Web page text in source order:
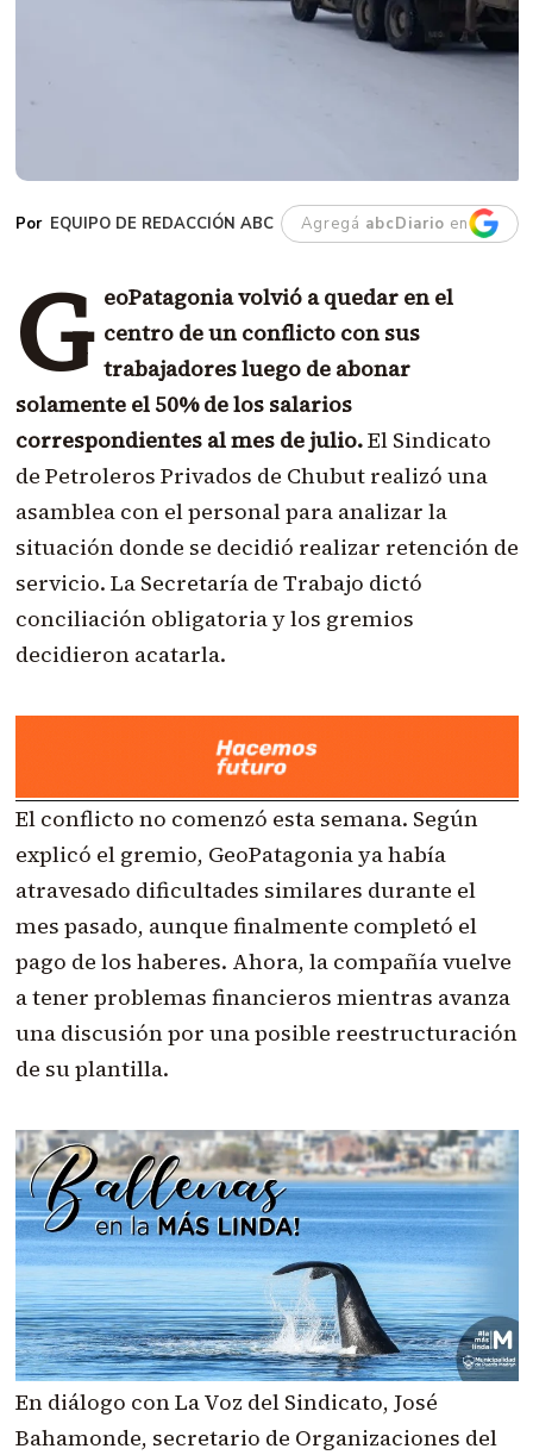
EQUIPO DE REDACCIÓN ABC Agregá abcDiario en
G eoPatagonia volvió a quedar en el
centro de un conflicto con sus
trabajadores luego de abonar
solamente el 50% de los salarios
correspondientes al mes de julio.El Sindicato
de Petroleros Privados de Chubut realizó una
asamblea con el personal para analizar la
situación donde se decidió realizar retención de
servicio. La Secretaría de Trabajo dictó
conciliación obligatoria y los gremios
decidieron acatarla.
El conflicto no comenzó esta semana. Según
explicó el gremio, GeoPatagonia ya había
atravesado dificultades similares durante el
mes pasado, aunque finalmente completó el
pago de los haberes. Ahora, la compañía vuelve
a tener problemas financieros mientras avanza
una discusión por una posible reestructuración
de su plantilla.
En diálogo con La Voz del Sindicato, José
Bahamonde, secretario de Organizaciones del